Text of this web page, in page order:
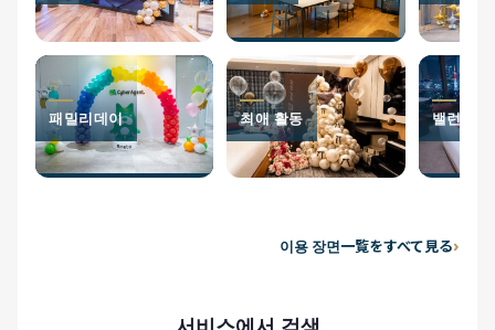
패밀리데이 최애 활동 밸런타인
이용 장면一覧をすべて見る